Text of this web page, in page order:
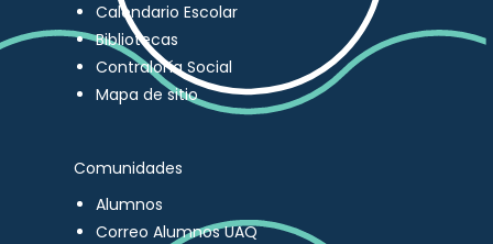
Calendario Escolar
Bibliotecas
Contraloría Social
Mapa de sitio
Comunidades
Alumnos
Correo Alumnos UAQ